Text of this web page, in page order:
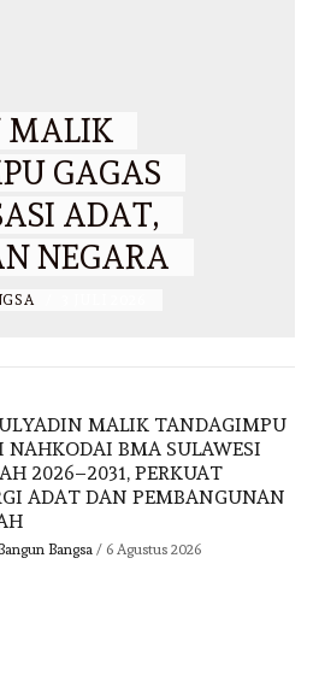
MALIK
GAGAS
ADAT,
NEGARA
MALIK TANDAGIMPU
NAHKODAI BMA SULAWESI
2026–2031, PERKUAT
ADAT DAN PEMBANGUNAN
Bangsa/ 6 Agustus 2026